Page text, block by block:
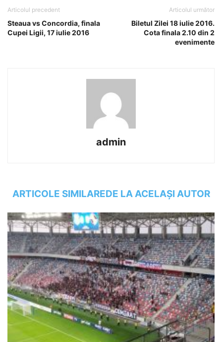
Articolul precedent
Steaua vs Concordia, finala
Cupei Ligii, 17 iulie 2016
Articolul următor
Biletul Zilei 18 iulie 2016.
Cota finala 2.10 din 2
evenimente
admin
ARTICOLE SIMILAREDE LA ACELAȘI AUTOR